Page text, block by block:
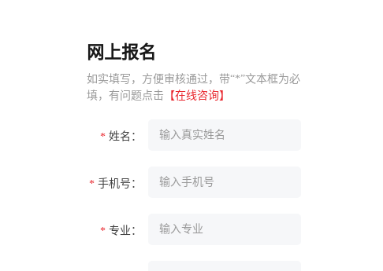
网上报名
如实填写，方便审核通过，带“*”文本框为必
填，有问题点击 【在线咨询】
* 姓名：
* 手机号：
* 专业：